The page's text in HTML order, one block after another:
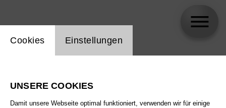
Biographie
Einstellung Website Cookie
Cookies Einstellungen
UNSERE COOKIES
Damit unsere Webseite optimal funktioniert, verwenden wir für einige